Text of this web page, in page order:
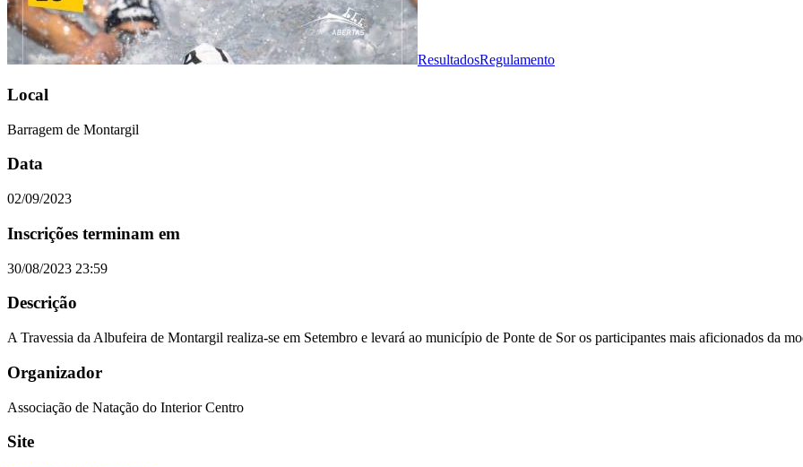
ResultadosRegulamento
Local
Barragem de Montargil
Data
02/09/2023
Inscrições terminam em
30/08/2023 23:59
Descrição
A Travessia da Albufeira de Montargil realiza-se em Setembro e levará ao município de Ponte de Sor os participantes mais aficionados da
Organizador
Associação de Natação do Interior Centro
Site